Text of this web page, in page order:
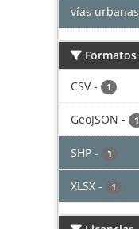
vías urbanas
Formatos
CSV - 1
GeoJSON - 1
SHP - 1
XLSX - 1